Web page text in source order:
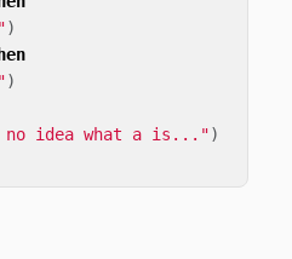
)
)
no idea what a is...")